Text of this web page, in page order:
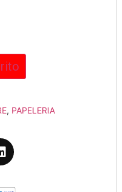
, PAPELERIA